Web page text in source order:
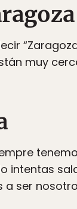
muy
intentas
ser